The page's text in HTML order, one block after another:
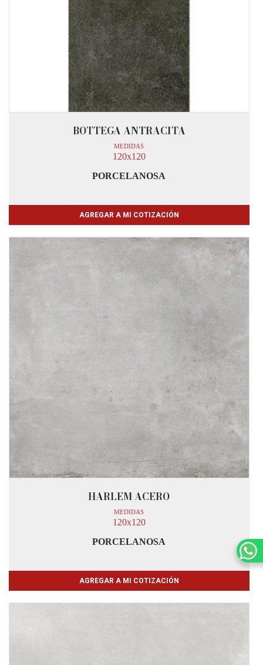
BOTTEGA ANTRACITA
MEDIDAS
120x120
PORCELANOSA
AGREGAR A MI COTIZACIÓN
HARLEM ACERO
MEDIDAS
120x120
PORCELANOSA
AGREGAR A MI COTIZACIÓN